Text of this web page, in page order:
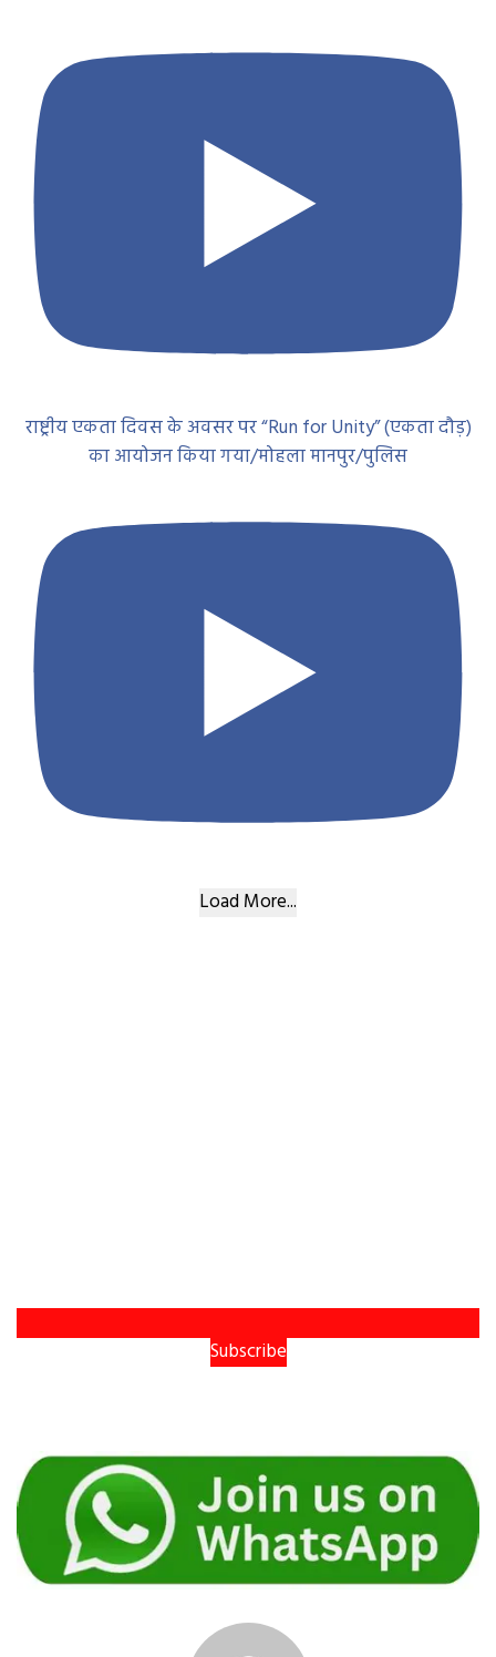
राष्ट्रीय एकता दिवस के अवसर पर “Run for Unity” (एकता दौड़)
का आयोजन किया गया/मोहला मानपुर/पुलिस
Load More...
Subscribe